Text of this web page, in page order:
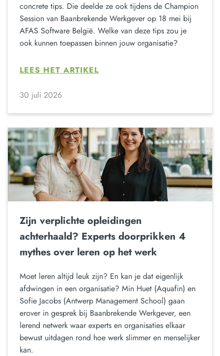
concrete tips. Die deelde ze ook tijdens de Champion
Session van Baanbrekende Werkgever op 18 mei bij
AFAS Software België. Welke van deze tips zou je
ook kunnen toepassen binnen jouw organisatie?
LEES HET ARTIKEL
30 juli 2026
Zijn verplichte opleidingen
achterhaald? Experts doorprikken 4
mythes over leren op het werk
Moet leren altijd leuk zijn? En kan je dat eigenlijk
afdwingen in een organisatie? Min Huet (Aquafin) en
Sofie Jacobs (Antwerp Management School) gaan
erover in gesprek bij Baanbrekende Werkgever, een
lerend netwerk waar experts en organisaties elkaar
bewust uitdagen rond hoe werk slimmer en menselijker
kan.